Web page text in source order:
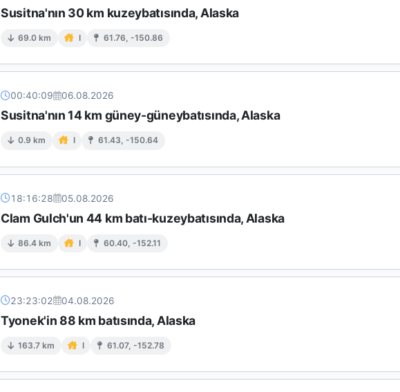
Susitna'nın 30 km kuzeybatısında, Alaska
69.0 km I 61.76, -150.86
00:40:09 06.08.2026
Susitna'nın 14 km güney-güneybatısında, Alaska
0.9 km I 61.43, -150.64
18:16:28 05.08.2026
Clam Gulch'un 44 km batı-kuzeybatısında, Alaska
86.4 km I 60.40, -152.11
23:23:02 04.08.2026
Tyonek'in 88 km batısında, Alaska
163.7 km I 61.07, -152.78